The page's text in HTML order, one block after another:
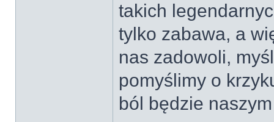
takich
tylko zabawa, a
nas zadowoli,
pomyślimy o
ból będzie